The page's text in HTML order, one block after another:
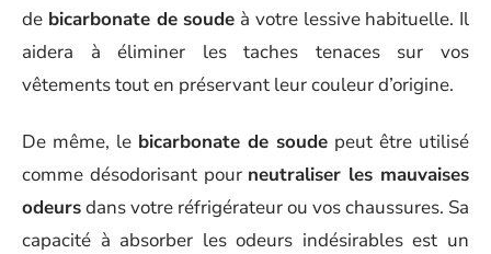
de bicarbonate de soude à votre lessive habituelle. Il
aidera à éliminer les taches tenaces sur vos
vêtements tout en préservant leur couleur d’origine.
De même, le bicarbonate de soude peut être utilisé
comme désodorisant pour neutraliser les mauvaises
odeursdans votre réfrigérateur ou vos chaussures. Sa
capacité à absorber les odeurs indésirables est un